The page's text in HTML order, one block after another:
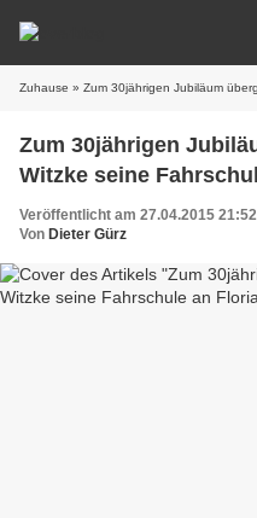
Zuhause » Zum 30jährigen Jubiläum übergab
Zum 30jährigen
Witzke seine
Veröffentlicht am 27.04.2015 21:52
Von Dieter Gürz